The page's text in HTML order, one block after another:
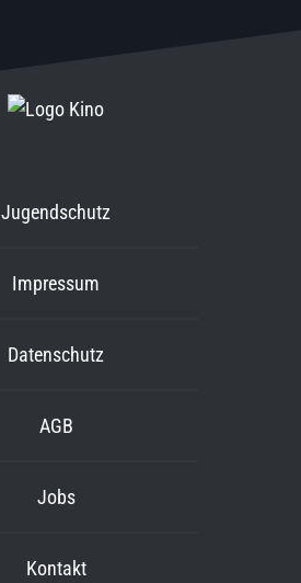
Jugendschutz
Impressum
Datenschutz
AGB
Jobs
Kontakt